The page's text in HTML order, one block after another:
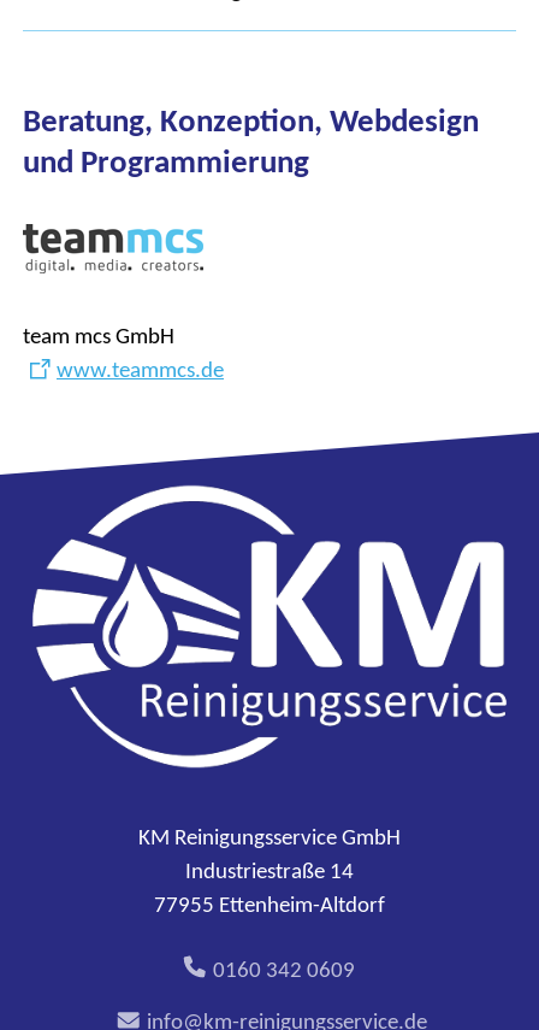
Beratung, Konzeption, Webdesign
und Programmierung
team mcs GmbH
www.teammcs.de
KM Reinigungsservice GmbH
Industriestraße 14
77955 Ettenheim-Altdorf
0160 342 0609
info@km-reinigungsservice.de